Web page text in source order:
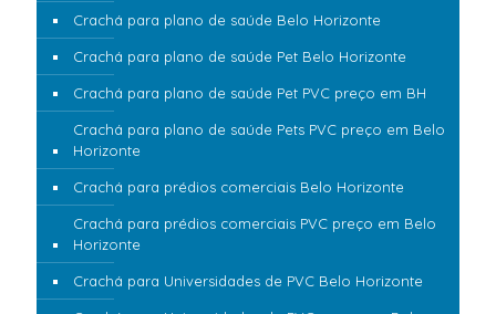
Crachá para plano de saúde Belo Horizonte
Crachá para plano de saúde Pet Belo Horizonte
Crachá para plano de saúde Pet PVC preço em BH
Crachá para plano de saúde Pets PVC preço em Belo
Horizonte
Crachá para prédios comerciais Belo Horizonte
Crachá para prédios comerciais PVC preço em Belo
Horizonte
Crachá para Universidades de PVC Belo Horizonte